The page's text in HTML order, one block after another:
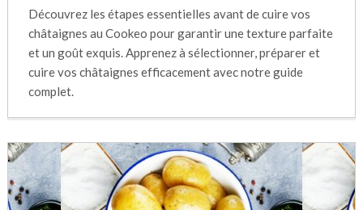
Découvrez les étapes essentielles avant de cuire vos
châtaignes au Cookeo pour garantir une texture parfaite
et un goût exquis. Apprenez à sélectionner, préparer et
cuire vos châtaignes efficacement avec notre guide
complet.